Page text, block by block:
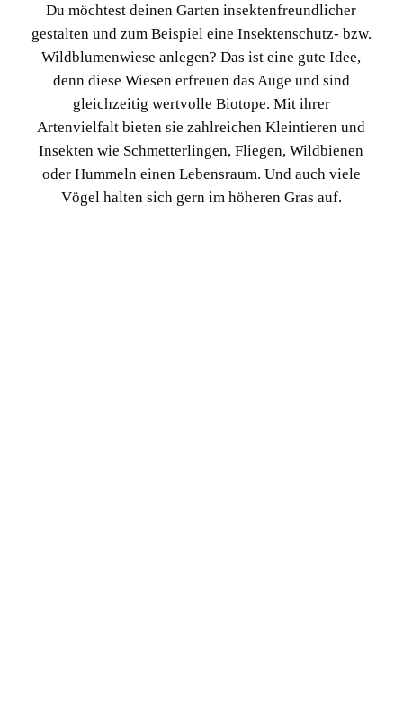
Du möchtest deinen Garten insektenfreundlicher
gestalten und zum Beispiel eine Insektenschutz- bzw.
Wildblumenwiese anlegen? Das ist eine gute Idee,
denn diese Wiesen erfreuen das Auge und sind
gleichzeitig wertvolle Biotope. Mit ihrer
Artenvielfalt bieten sie zahlreichen Kleintieren und
Insekten wie Schmetterlingen, Fliegen, Wildbienen
oder Hummeln einen Lebensraum. Und auch viele
Vögel halten sich gern im höheren Gras auf.